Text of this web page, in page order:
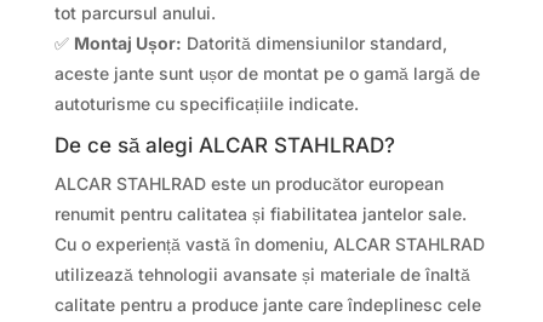
tot parcursul anului.
✅ Montaj Ușor: Datorită dimensiunilor standard,
aceste jante sunt ușor de montat pe o gamă largă de
autoturisme cu specificațiile indicate.
De ce să alegi ALCAR STAHLRAD?
ALCAR STAHLRAD este un producător european
renumit pentru calitatea și fiabilitatea jantelor sale.
Cu o experiență vastă în domeniu, ALCAR STAHLRAD
utilizează tehnologii avansate și materiale de înaltă
calitate pentru a produce jante care îndeplinesc cele